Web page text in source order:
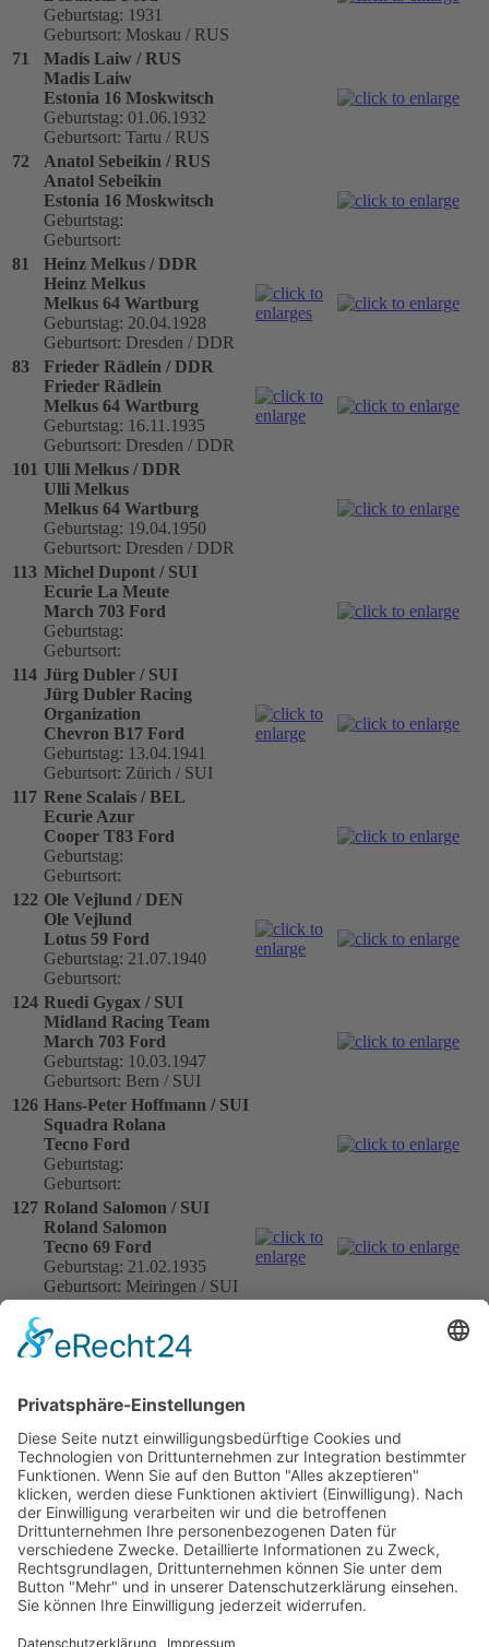
Geburtstag: 1931
Geburtsort: Moskau / RUS
71
Madis Laiw / RUS
Madis Laiw
Estonia 16 Moskwitsch
Geburtstag: 01.06.1932
Geburtsort: Tartu / RUS
72
Anatol Sebeikin / RUS
Anatol Sebeikin
Estonia 16 Moskwitsch
Geburtstag:
Geburtsort:
81
Heinz Melkus / DDR
Heinz Melkus
Melkus 64 Wartburg
Geburtstag: 20.04.1928
Geburtsort: Dresden / DDR
83
Frieder Rädlein / DDR
Frieder Rädlein
Melkus 64 Wartburg
Geburtstag: 16.11.1935
Geburtsort: Dresden / DDR
101 Ulli Melkus / DDR
Ulli Melkus
Melkus 64 Wartburg
Geburtstag: 19.04.1950
Geburtsort: Dresden / DDR
113 Michel Dupont / SUI
Ecurie La Meute
March 703 Ford
Geburtstag:
Geburtsort:
114 Jürg Dubler / SUI
Jürg Dubler Racing
Organization
Chevron B17 Ford
Geburtstag: 13.04.1941
Geburtsort: Zürich / SUI
117 Rene Scalais / BEL
Ecurie Azur
Cooper T83 Ford
Geburtstag:
Geburtsort:
122 Ole Vejlund / DEN
Ole Vejlund
Lotus 59 Ford
Geburtstag: 21.07.1940
Geburtsort:
124 Ruedi Gygax / SUI
Midland Racing Team
March 703 Ford
Geburtstag: 10.03.1947
Geburtsort: Bern / SUI
126 Hans-Peter Hoffmann / SUI
Squadra Rolana
Tecno Ford
Geburtstag:
Geburtsort:
127 Roland Salomon / SUI
Roland Salomon
Tecno 69 Ford
Geburtstag: 21.02.1935
Geburtsort: Meiringen / SUI
Peter Korda
Brabham BT21 Ford
129 Arthur Frischknecht / SUI
Arthur Frischknecht
Merlyn Mk10 Ford
Geburtstag: 30.05.1936
Geburtsort: Winterthur / SUI
130 Taisto Saaria / FIN
Taisto Saaria
Brabham BT15 BMW
Geburtstag:
Geburtsort: